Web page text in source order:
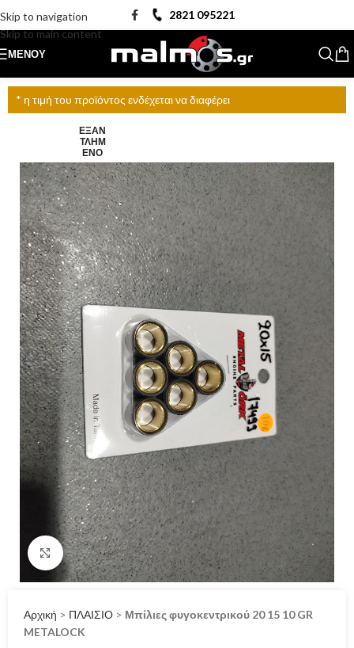
Skip to navigation
Skip to main content
2821 095221
ΜΕΝΟΎ
* η τιμή του προϊόντος ενδέχεται να διαφέρει
ΕΞΑΝ
ΤΛΗΜ
ΈΝΟ
Click to enlarge
Αρχική > ΠΛΑΙΣΙΟ > Μπίλιες φυγοκεντρικού 20 15 10 GR
METALOCK